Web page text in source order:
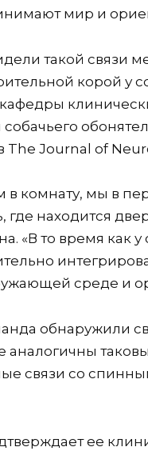
мир и
такой связи
корой у
The Journal of
в комнату, мы в
находится
«В то время как
среде и
обнаружили
аналогичны
связи со
ее